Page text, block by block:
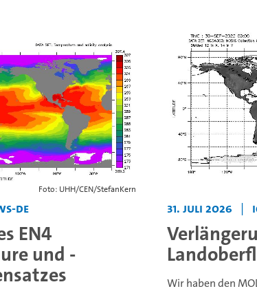
Foto: UHH/CEN/StefanKern
de
EN4
und -
31. Juli 2026 |
Wir haben den